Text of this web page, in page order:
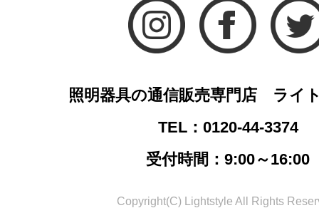
照明器具の通信販売専門店 ライ
TEL：0120-44-3374
受付時間：9:00～16:00
Copyright(C) Lightstyle All Rights